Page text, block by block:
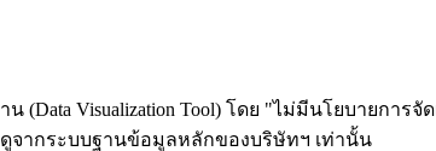
(Data Visualization Tool) โดย "ไม่มีนโยบายกา
จากระบบฐานข้อมูลหลักของบริษัทฯ เท่านั้น